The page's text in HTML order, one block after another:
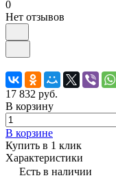
0
Нет отзывов
17 832 руб.
В корзину
В корзине
Купить в 1 клик
Характеристики
Есть в наличии